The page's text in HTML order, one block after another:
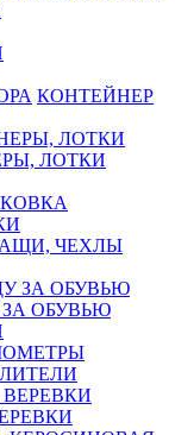
КОНТЕЙНЕР
ЛОТКИ
ЧЕХЛЫ
ОБУВЬЮ